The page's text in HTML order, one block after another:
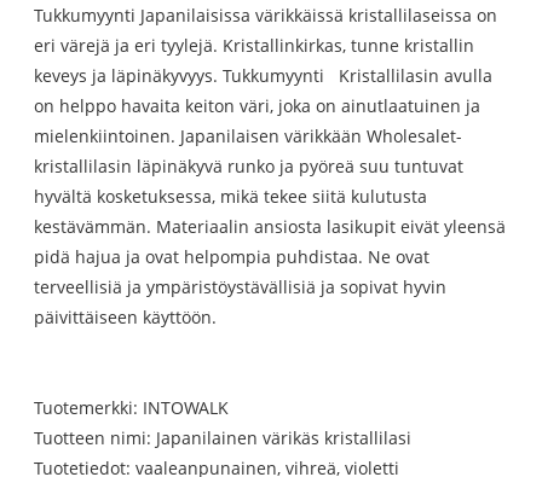
Tukkumyynti Japanilaisissa värikkäissä kristallilaseissa on
eri värejä ja eri tyylejä. Kristallinkirkas, tunne kristallin
keveys ja läpinäkyvyys. Tukkumyynti Kristallilasin avulla
on helppo havaita keiton väri, joka on ainutlaatuinen ja
mielenkiintoinen. Japanilaisen värikkään Wholesalet-
kristallilasin läpinäkyvä runko ja pyöreä suu tuntuvat
hyvältä kosketuksessa, mikä tekee siitä kulutusta
kestävämmän. Materiaalin ansiosta lasikupit eivät yleensä
pidä hajua ja ovat helpompia puhdistaa. Ne ovat
terveellisiä ja ympäristöystävällisiä ja sopivat hyvin
päivittäiseen käyttöön.
Tuotemerkki: INTOWALK
Tuotteen nimi: Japanilainen värikäs kristallilasi
Tuotetiedot: vaaleanpunainen, vihreä, violetti